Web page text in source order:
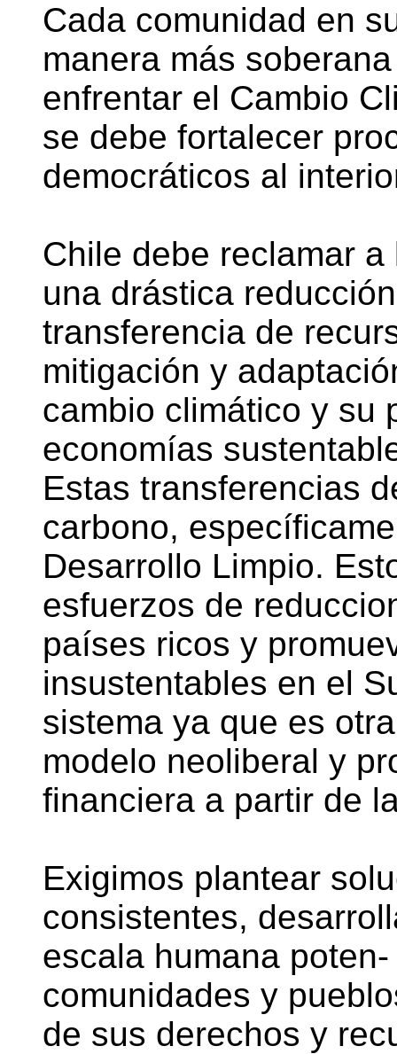
Cada comunidad en
manera más
enfrentar el Cambio
se debe fortalecer
democráticos al
Chile debe reclamar
una drástica
transferencia de
mitigación y
cambio climático y su
economías
Estas transferencias
carbono,
Desarrollo Limpio.
esfuerzos de
países ricos y
insustentables en el
sistema ya que es
modelo neoliberal y
financiera a partir de
Exigimos plantear
consistentes,
escala humana
comunidades y
de sus derechos y